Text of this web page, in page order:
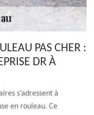
PAS CHER :
DR À
s’adressent à
en rouleau. Ce